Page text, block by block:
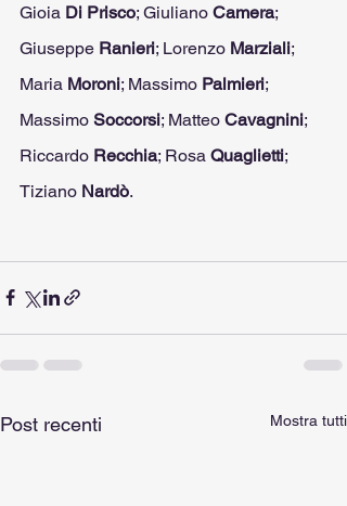
Gioia Di Prisco; Giuliano Camera;
Giuseppe Ranieri; Lorenzo Marziali;
Maria Moroni; Massimo Palmieri;
Massimo Soccorsi; Matteo Cavagnini;
Riccardo Recchia; Rosa Quaglietti;
Tiziano Nardò.
Post recenti Mostra tutti